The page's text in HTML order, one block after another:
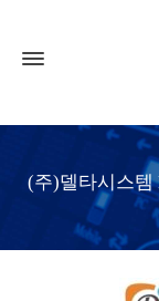
(주)델타시스템